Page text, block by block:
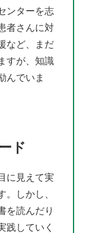
ンターを志
者さんに対
など、まだ
すが、知識
んでいま
ド
に見えて実
。しかし、
を読んだり
践していく